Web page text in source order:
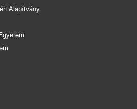
Alapítvány